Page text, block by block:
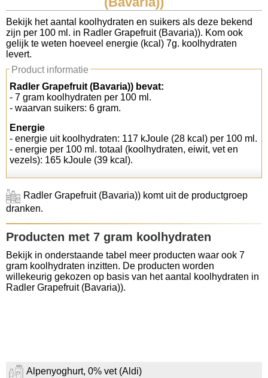
Koolhydraten tellen
Links
Bekijk het aantal koolhydraten en suikers als deze bekend
zijn per 100 ml. in Radler Grapefruit (Bavaria)). Kom ook
gelijk te weten hoeveel energie (kcal) 7g. koolhydraten
levert.
Product informatie
Radler Grapefruit (Bavaria)) bevat:
- 7 gram koolhydraten per 100 ml.
- waarvan suikers: 6 gram.
Energie
- energie uit koolhydraten: 117 kJoule (28 kcal) per 100 ml.
- energie per 100 ml. totaal (koolhydraten, eiwit, vet en
vezels): 165 kJoule (39 kcal).
Radler Grapefruit (Bavaria)) komt uit de productgroep
dranken.
Producten met 7 gram koolhydraten
Bekijk in onderstaande tabel meer producten waar ook 7
gram koolhydraten inzitten. De producten worden
willekeurig gekozen op basis van het aantal koolhydraten in
Radler Grapefruit (Bavaria)).
Alpenyoghurt, 0% vet (Aldi)